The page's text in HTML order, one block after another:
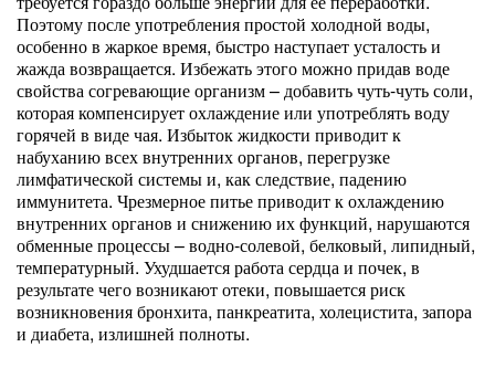
Поэтому после употребления простой холодной воды,
особенно в жаркое время, быстро наступает усталость и
жажда возвращается. Избежать этого можно придав воде
свойства согревающие организм – добавить чуть-чуть соли,
которая компенсирует охлаждение или употреблять воду
горячей в виде чая. Избыток жидкости приводит к
набуханию всех внутренних органов, перегрузке
лимфатической системы и, как следствие, падению
иммунитета. Чрезмерное питье приводит к охлаждению
внутренних органов и снижению их функций, нарушаются
обменные процессы – водно-солевой, белковый, липидный,
температурный. Ухудшается работа сердца и почек, в
результате чего возникают отеки, повышается риск
возникновения бронхита, панкреатита, холецистита, запора
и диабета, излишней полноты.